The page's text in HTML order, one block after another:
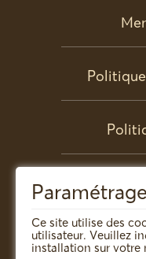
Paramétrage
Ce site utilise des
utilisateur. Veuillez
installation sur votre